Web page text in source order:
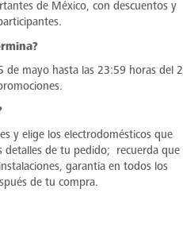
de México, con descuentos y
de mayo hasta las 23:59 horas del 2
y elige los electrodomésticos que
detalles de tu pedido; recuerda que
garantía en todos los
de tu compra.